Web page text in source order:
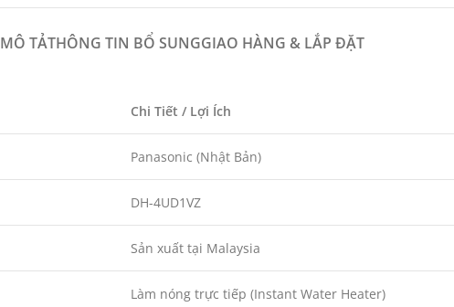
MÔ TẢTHÔNG TIN BỔ SUNGGIAO HÀNG & LẮP ĐẶT
Chi Tiết / Lợi Ích
Panasonic (Nhật Bản)
DH-4UD1VZ
Sản xuất tại Malaysia
Làm nóng trực tiếp (Instant Water Heater)